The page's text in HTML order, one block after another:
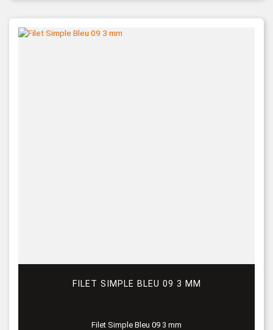
FILET SIMPLE BLEU 09 3 MM
Filet Simple Bleu 09 3 mm